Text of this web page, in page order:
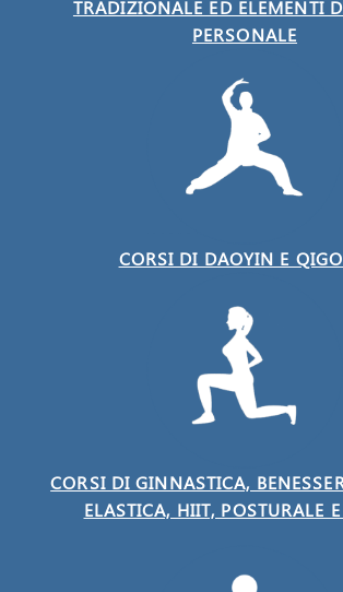
TRADIZIONALE ED ELEMENTI
PERSONALE
CORSI DI DAOYIN E
CORSI DI GINNASTICA,
ELASTICA, HIIT, POSTURALE